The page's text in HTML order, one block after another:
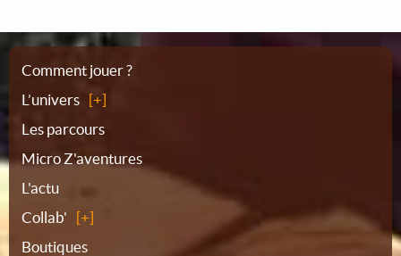
Plan
du
site
Comment jouer ?
L’univers
Les parcours
Micro Z'aventures
L'actu
Collab'
Boutiques